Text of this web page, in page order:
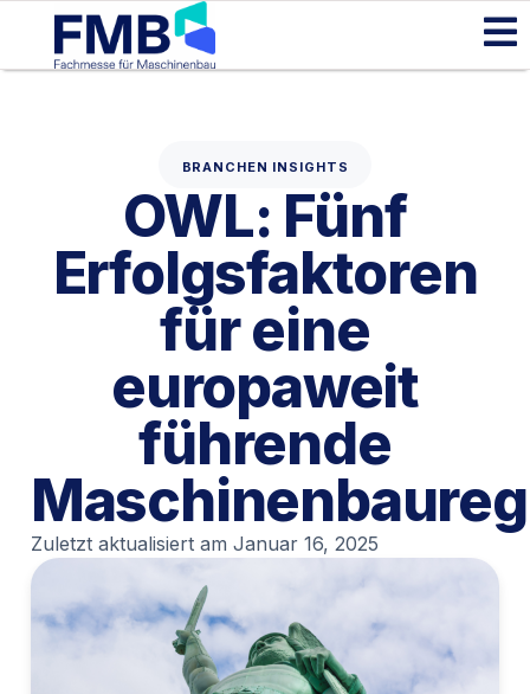
BRANCHEN INSIGHTS
OWL: Fünf
Erfolgsfaktoren
für eine
europaweit
führende
Zuletzt aktualisiert am Januar 16, 2025